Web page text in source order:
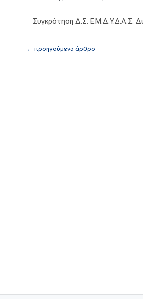
Συγκρότηση Δ.Σ. Ε.Μ.Δ.Υ.Δ.Α.Σ.
← προηγούμενο άρθρο